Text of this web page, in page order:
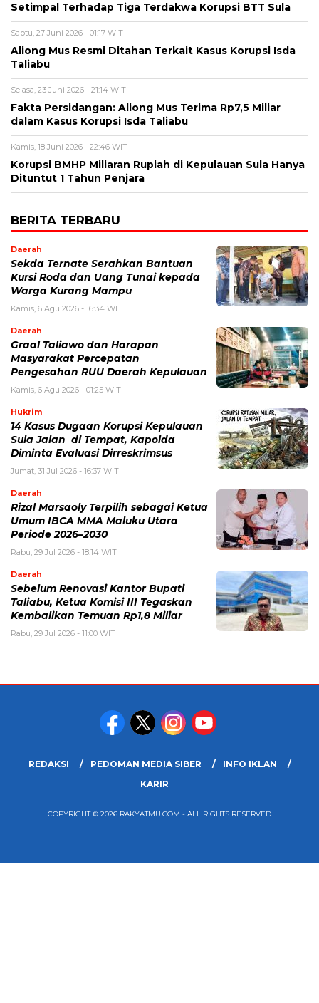
Setimpal Terhadap Tiga Terdakwa Korupsi BTT Sula
Sabtu, 27 Juni 2026 - 01:17 WIT
Aliong Mus Resmi Ditahan Terkait Kasus Korupsi Isda
Taliabu
Selasa, 23 Juni 2026 - 21:14 WIT
Fakta Persidangan: Aliong Mus Terima Rp7,5 Miliar
dalam Kasus Korupsi Isda Taliabu
Kamis, 18 Juni 2026 - 22:46 WIT
Korupsi BMHP Miliaran Rupiah di Kepulauan Sula Hanya
Dituntut 1 Tahun Penjara
BERITA TERBARU
Daerah
Sekda Ternate Serahkan Bantuan
Kursi Roda dan Uang Tunai kepada
Warga Kurang Mampu
Kamis, 6 Agu 2026 - 16:34 WIT
Daerah
Graal Taliawo dan Harapan
Masyarakat Percepatan
Pengesahan RUU Daerah Kepulauan
Kamis, 6 Agu 2026 - 01:25 WIT
Hukrim
14 Kasus Dugaan Korupsi Kepulauan
Sula Jalan di Tempat, Kapolda
Diminta Evaluasi Dirreskrimsus
Jumat, 31 Jul 2026 - 16:37 WIT
Daerah
Rizal Marsaoly Terpilih sebagai Ketua
Umum IBCA MMA Maluku Utara
Periode 2026–2030
Rabu, 29 Jul 2026 - 18:14 WIT
Daerah
Sebelum Renovasi Kantor Bupati
Taliabu, Ketua Komisi III Tegaskan
Kembalikan Temuan Rp1,8 Miliar
Rabu, 29 Jul 2026 - 11:00 WIT
REDAKSI PEDOMAN MEDIA SIBER
INFO IKLAN
KARIR
COPYRIGHT © 2026 RAKYATMU.COM - ALL RIGHTS RESERVED